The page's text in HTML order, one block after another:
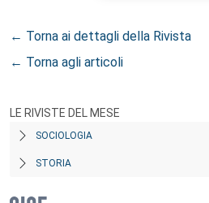
← Torna ai dettagli della Rivista
← Torna agli articoli
LE RIVISTE DEL MESE
SOCIOLOGIA
STORIA